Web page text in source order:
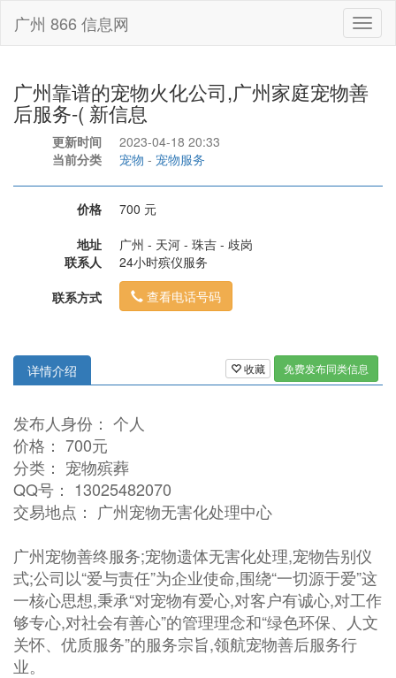
广州 866 信息网
广州靠谱的宠物火化公司,广州家庭宠物善
后服务-( 新信息
更新时间
2023-04-18 20:33
当前分类
宠物 - 宠物服务
价格
700 元
地址
广州 - 天河 - 珠吉 - 歧岗
联系人
24小时殡仪服务
联系方式
查看电话号码
收藏 免费发布同类信息
详情介绍
发布人身份： 个人
价格： 700元
分类： 宠物殡葬
QQ号： 13025482070
交易地点： 广州宠物无害化处理中心
广州宠物善终服务;宠物遗体无害化处理,宠物告别仪
式;公司以“爱与责任”为企业使命,围绕“一切源于爱”这
一核心思想,秉承“对宠物有爱心,对客户有诚心,对工作
够专心,对社会有善心”的管理理念和“绿色环保、人文
关怀、优质服务”的服务宗旨,领航宠物善后服务行
业。